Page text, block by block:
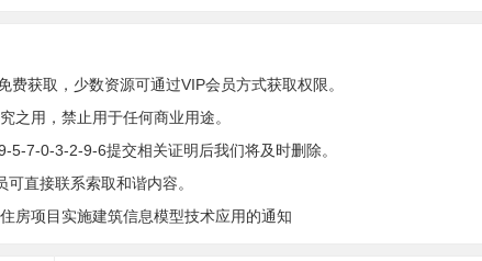
获取，少数资源可通过VIP会员方式获取权限。
之用，禁止用于任何商业用途。
7-0-3-2-9-6提交相关证明后我们将及时删除。
直接联系索取和谐内容。
房项目实施建筑信息模型技术应用的通知